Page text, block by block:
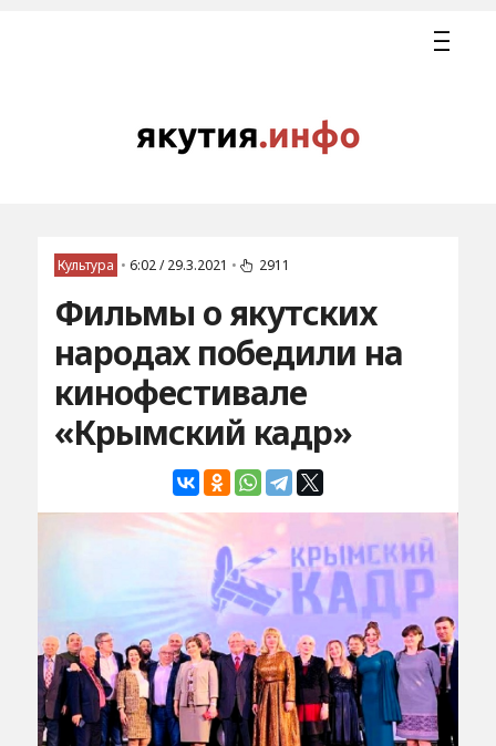
Культура • 6:02 / 29.3.2021 • 2911
Фильмы о якутских
народах победили на
кинофестивале
«Крымский кадр»